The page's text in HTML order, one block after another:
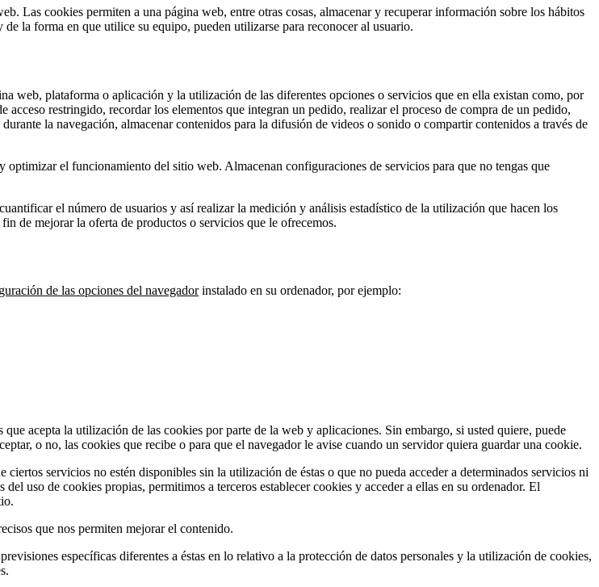
Las cookies permiten a una página web, entre otras cosas, almacenar y recuperar información sobre los hábitos
la forma en que utilice su equipo, pueden utilizarse para reconocer al usuario.
web, plataforma o aplicación y la utilización de las diferentes opciones o servicios que en ella existan como, por
restringido, recordar los elementos que integran un pedido, realizar el proceso de compra de un pedido,
la navegación, almacenar contenidos para la difusión de videos o sonido o compartir contenidos a través de
el funcionamiento del sitio web. Almacenan configuraciones de servicios para que no tengas que
el número de usuarios y así realizar la medición y análisis estadístico de la utilización que hacen los
de mejorar la oferta de productos o servicios que le ofrecemos.
de las opciones del navegadorinstalado en su ordenador, por ejemplo:
acepta la utilización de las cookies por parte de la web y aplicaciones. Sin embargo, si usted quiere, puede
o no, las cookies que recibe o para que el navegador le avise cuando un servidor quiera guardar una cookie.
servicios no estén disponibles sin la utilización de éstas o que no pueda acceder a determinados servicios ni
uso de cookies propias, permitimos a terceros establecer cookies y acceder a ellas en su ordenador. El
que nos permiten mejorar el contenido.
específicas diferentes a éstas en lo relativo a la protección de datos personales y la utilización de cookies,